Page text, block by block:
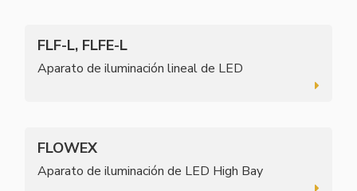
FLF-L, FLFE-L
Aparato de iluminación lineal de LED
FLOWEX
Aparato de iluminación de LED High Bay